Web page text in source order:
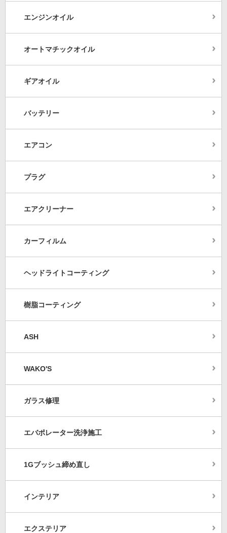
エンジンオイル
オートマチックオイル
ギアオイル
バッテリー
エアコン
プラグ
エアクリーナー
カーフィルム
ヘッドライトコーティング
樹脂コーティング
ASH
WAKO'S
ガラス修理
エバポレーター洗浄施工
1Gブッシュ締め直し
インテリア
エクステリア